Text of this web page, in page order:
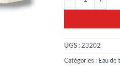
UGS : 23202
Catégories : Eau de